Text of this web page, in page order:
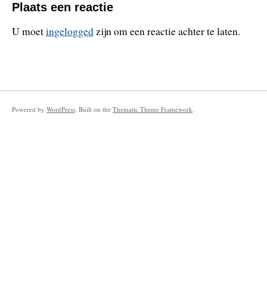
Plaats een reactie
U moetingeloggedzijn om een reactie achter te laten.
Powered by WordPress. Built on the Thematic Theme Framework.